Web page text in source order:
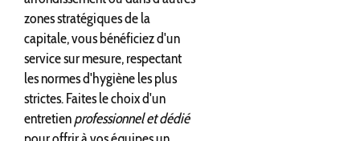
zones stratégiques de la
capitale, vous bénéficiez d'un
service sur mesure, respectant
les normes d'hygiène les plus
strictes. Faites le choix d'un
entretienprofessionnel et dédié